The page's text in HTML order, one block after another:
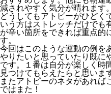
減されやすく気分が晴れます
どうしてもアトピーがひどく
いう方はストレッチだけでも
が辛い箇所をできれば重点的
す。
今回はこのような運動の例を
やりたいと思っていたり既に
です。１番は自分が楽しく時
見つけてもらえたらと思いま
またアトピーのネタがあれば
ではまた！